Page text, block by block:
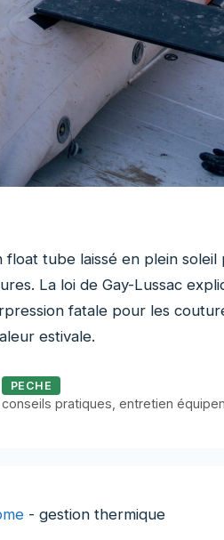
float tube laissé en plein
La loi de Gay-Lussac
fatale pour les
estivale.
Catégories
PECHE
Étiquettes
conseils pratiques entretien
- gestion thermique